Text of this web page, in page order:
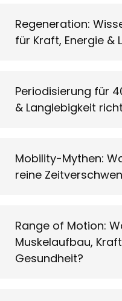
Regeneration:
für Kraft, Energie &
Periodisierung für
& Langlebigkeit
Mobility-Mythen:
reine
Range of Motion:
Muskelaufbau,
Gesundheit?